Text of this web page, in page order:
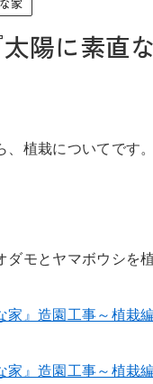
陽に素直
植栽についてです。
モとヤマボウシを
家』造園工事～植栽
家』造園工事～植栽